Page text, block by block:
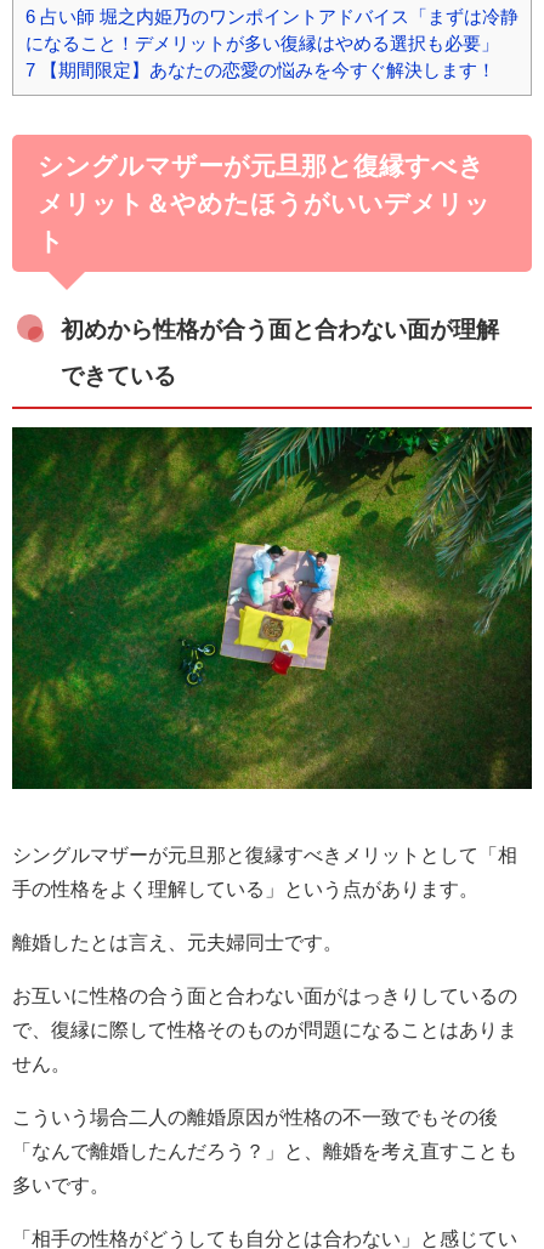
6 占い師 堀之内姫乃のワンポイントアドバイス「まずは冷静
になること！デメリットが多い復縁はやめる選択も必要」
7 【期間限定】あなたの恋愛の悩みを今すぐ解決します！
シングルマザーが元旦那と復縁すべき
メリット＆やめたほうがいいデメリッ
ト
初めから性格が合う面と合わない面が理解
できている
シングルマザーが元旦那と復縁すべきメリットとして「相
手の性格をよく理解している」という点があります。
離婚したとは言え、元夫婦同士です。
お互いに性格の合う面と合わない面がはっきりしているの
で、復縁に際して性格そのものが問題になることはありま
せん。
こういう場合二人の離婚原因が性格の不一致でもその後
「なんで離婚したんだろう？」と、離婚を考え直すことも
多いです。
「相手の性格がどうしても自分とは合わない」と感じてい